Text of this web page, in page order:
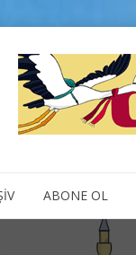
ABONE OL